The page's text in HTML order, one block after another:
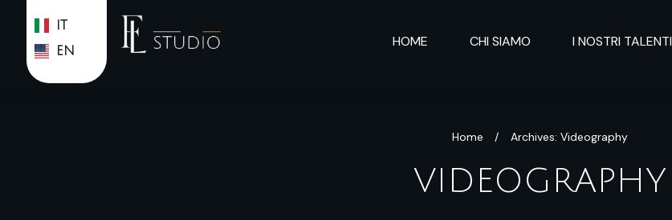
IT
EN
HOME CHI SIAMO I NOSTRI TALENTI
Home / Archives: Videography
VIDEOGRAPHY